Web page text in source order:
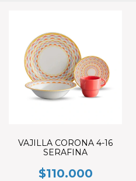
VAJILLA CORONA 4-16
SERAFINA
$110.000